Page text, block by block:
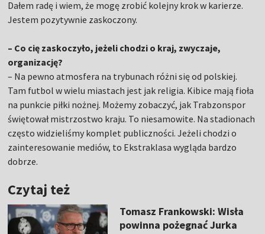
Dałem radę i wiem, że mogę zrobić kolejny krok w karierze.
Jestem pozytywnie zaskoczony.
– Co cię zaskoczyło, jeżeli chodzi o kraj, zwyczaje,
organizację?
– Na pewno atmosfera na trybunach różni się od polskiej.
Tam futbol w wielu miastach jest jak religia. Kibice mają fioła
na punkcie piłki nożnej. Możemy zobaczyć, jak Trabzonspor
świętował mistrzostwo kraju. To niesamowite. Na stadionach
często widzieliśmy komplet publiczności. Jeżeli chodzi o
zainteresowanie mediów, to Ekstraklasa wygląda bardzo
dobrze.
Czytaj też
Tomasz Frankowski: Wisła
powinna pożegnać Jurka